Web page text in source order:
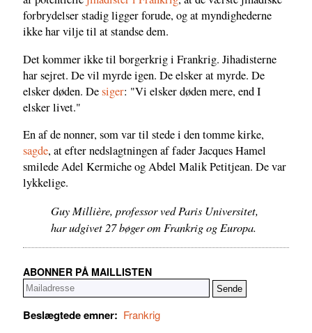
forbrydelser stadig ligger forude, og at myndighederne
ikke har vilje til at standse dem.
Det kommer ikke til borgerkrig i Frankrig. Jihadisterne
har sejret. De vil myrde igen. De elsker at myrde. De
elsker døden. Desiger: "Vi elsker døden mere, end I
elsker livet."
En af de nonner, som var til stede i den tomme kirke,
sagde, at efter nedslagtningen af fader Jacques Hamel
smilede Adel Kermiche og Abdel Malik Petitjean. De var
lykkelige.
Guy Millière, professor ved Paris Universitet,
har udgivet 27 bøger om Frankrig og Europa.
ABONNER PÅ MAILLISTEN
Beslægtede emner: Frankrig